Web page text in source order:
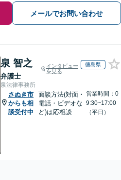
メールでお問い合わせ
泉 智之
弁護士
インタビュー
を見る
徳島県
泉法律事務所
さぬき市
からも相
談受付中
面談方法(対面・
電話・ビデオな
ど)は応相談
営業時間：0
9:30~17:00
（平日）